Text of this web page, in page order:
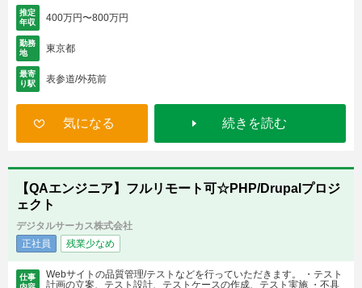
推定
年収
400万円〜800万円
勤務
地
東京都
最寄
り駅
表参道/外苑前
気になる 続きを読む
【QAエンジニア】フルリモート可☆PHP/Drupalプロジ
ェクト
デジタルサーカス株式会社
正社員
残業少なめ
仕事
Webサイトの品質管理/テストなどを行っていただきます。 ・テスト
計画の立案、テスト設計、テストケースの作成、テスト実施 ・不具